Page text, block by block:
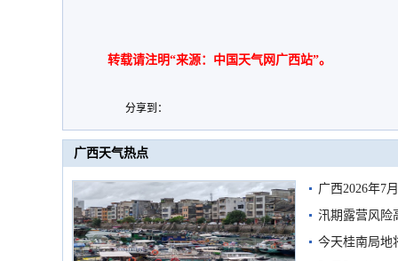
转载请注明“来源：中国天气网广西站”。
分享到：
广西天气热点
广西2026年7
汛期露营风险
今天桂南局地